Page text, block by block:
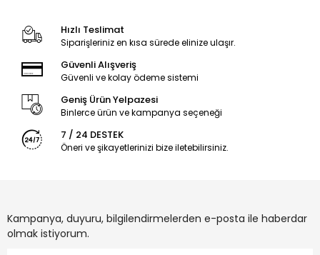
Hızlı Teslimat
Siparişleriniz en kısa sürede elinize ulaşır.
Güvenli Alışveriş
Güvenli ve kolay ödeme sistemi
Geniş Ürün Yelpazesi
Binlerce ürün ve kampanya seçeneği
7 / 24 DESTEK
Öneri ve şikayetlerinizi bize iletebilirsiniz.
Kampanya, duyuru, bilgilendirmelerden e-posta ile haberdar
olmak istiyorum.